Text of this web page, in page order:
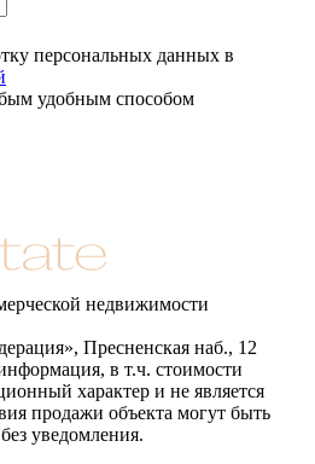
персональных данных в
удобным способом
недвижимости
Пресненская наб., 12
в т.ч. стоимости
характер и не является
продажи объекта могут быть
уведомления.